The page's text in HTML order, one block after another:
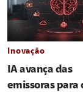
Inovação
IA avança das
emissoras para